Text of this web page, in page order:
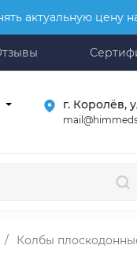
актуальную цену
г. Королёв,
/
Колбы